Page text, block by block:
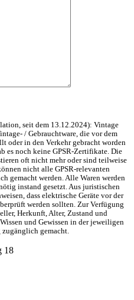
seit dem 13.12.2024): Vintage
/ Gebrauchtware, die vor dem
oder in den Verkehr gebracht worden
es noch keine GPSR-Zertifikate. Die
oft nicht mehr oder sind teilweise
nicht alle GPSR-relevanten
gemacht werden. Alle Waren werden
instand gesetzt. Aus juristischen
dass elektrische Geräte vor der
werden sollten. Zur Verfügung
Herkunft, Alter, Zustand und
und Gewissen in der jeweiligen
gemacht.
18